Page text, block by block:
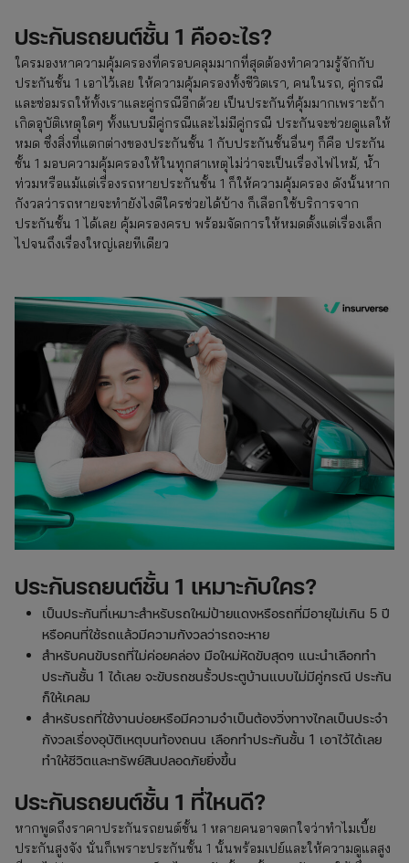
ประกันรถยนต์ชั้น 1 คืออะไร?
ใครมองหาความคุ้มครองที่ครอบคลุมมากที่สุดต้องทำความรู้จักกับ
ประกันชั้น 1 เอาไว้เลย ให้ความคุ้มครองทั้งชีวิตเรา, คนในรถ, คู่กรณี
และซ่อมรถให้ทั้งเราและคู่กรณีอีกด้วย เป็นประกันที่คุ้มมากเพราะถ้า
เกิดอุบัติเหตุใดๆ ทั้งแบบมีคู่กรณีและไม่มีคู่กรณี ประกันจะช่วยดูแลให้
หมด ซึ่งสิ่งที่แตกต่างของประกันชั้น 1 กับประกันชั้นอื่นๆ ก็คือ ประกัน
ชั้น 1 มอบความคุ้มครองให้ในทุกสาเหตุไม่ว่าจะเป็นเรื่องไฟไหม้, น้ำ
ท่วมหรือแม้แต่เรื่องรถหายประกันชั้น 1 ก็ให้ความคุ้มครอง ดังนั้นหาก
กังวลว่ารถหายจะทำยังไงดีใครช่วยได้บ้าง ก็เลือกใช้บริการจาก
ประกันชั้น 1 ได้เลย คุ้มครองครบ พร้อมจัดการให้หมดตั้งแต่เรื่องเล็ก
ไปจนถึงเรื่องใหญ่เลยทีเดียว
ประกันรถยนต์ชั้น 1 เหมาะกับใคร?
เป็นประกันที่เหมาะสำหรับรถใหม่ป้ายแดงหรือรถที่มีอายุไม่เกิน 5 ปี
หรือคนที่ใช้รถแล้วมีความกังวลว่ารถจะหาย
สำหรับคนขับรถที่ไม่ค่อยคล่อง มือใหม่หัดขับสุดๆ แนะนำเลือกทำ
ประกันชั้น 1 ได้เลย จะขับรถชนรั้วประตูบ้านแบบไม่มีคู่กรณี ประกัน
ก็ให้เคลม
สำหรับรถที่ใช้งานบ่อยหรือมีความจำเป็นต้องวิ่งทางไกลเป็นประจำ
กังวลเรื่องอุบัติเหตุบนท้องถนน เลือกทำประกันชั้น 1 เอาไว้ได้เลย
ทำให้ชีวิตและทรัพย์สินปลอดภัยยิ่งขึ้น
ประกันรถยนต์ชั้น 1 ที่ไหนดี?
หากพูดถึงราคาประกันรถยนต์ชั้น 1 หลายคนอาจตกใจว่าทำไมเบี้ย
ประกันสูงจัง นั่นก็เพราะประกันชั้น 1 นั้นพร้อมเปย์และให้ความดูแลสูง